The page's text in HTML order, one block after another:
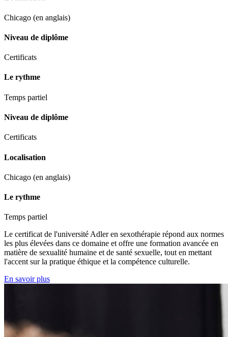
Chicago (en anglais)
Niveau de diplôme
Certificats
Le rythme
Temps partiel
Niveau de diplôme
Certificats
Localisation
Chicago (en anglais)
Le rythme
Temps partiel
Le certificat de l'université Adler en sexothérapie répond aux normes
les plus élevées dans ce domaine et offre une formation avancée en
matière de sexualité humaine et de santé sexuelle, tout en mettant
l'accent sur la pratique éthique et la compétence culturelle.
En savoir plus